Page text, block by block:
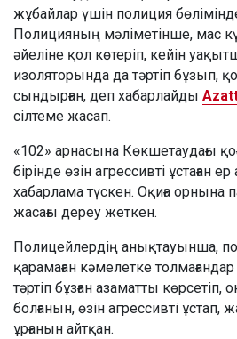
жұбайлар үшін полиция
Полицияның мәліметінше, мас
әйеліне қол көтеріп, кейін
изоляторында да тәртіп бұзып,
сындырған, деп хабарлайды
сілтеме жасап.
«102» арнасына Көкшетаудағы
бірінде өзін агрессивті ұстаған
хабарлама түскен. Оқиға орнына
жасағы дереу жеткен.
Полицейлердің анықтауынша,
қарамаған кәмелетке
тәртіп бұзған азаматты
болғанын, өзін агрессивті ұстап,
ұрғанын айтқан.